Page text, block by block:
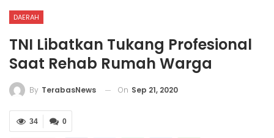
DAERAH
TNI Libatkan Tukang Profesional
Saat Rehab Rumah Warga
By TerabasNews On Sep 21, 2020
0
34